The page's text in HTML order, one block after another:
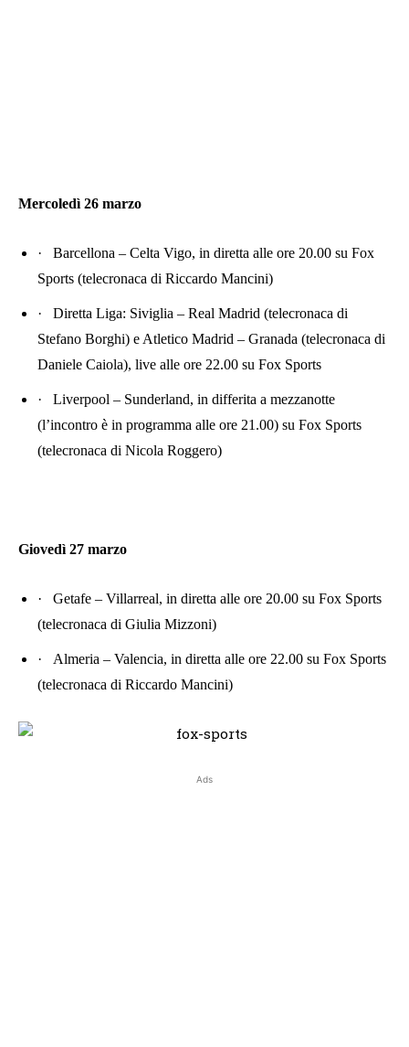
Mercoledì 26 marzo
·
Barcellona – Celta Vigo, in diretta alle ore 20.00 su Fox
Sports (telecronaca di Riccardo Mancini)
·
Diretta Liga: Siviglia – Real Madrid (telecronaca di
Stefano Borghi) e Atletico Madrid – Granada (telecronaca di
Daniele Caiola), live alle ore 22.00 su Fox Sports
·
Liverpool – Sunderland, in differita a mezzanotte
(l’incontro è in programma alle ore 21.00) su Fox Sports
(telecronaca di Nicola Roggero)
Giovedì 27 marzo
·
Getafe – Villarreal, in diretta alle ore 20.00 su Fox Sports
(telecronaca di Giulia Mizzoni)
·
Almeria – Valencia, in diretta alle ore 22.00 su Fox Sports
(telecronaca di Riccardo Mancini)
Ads